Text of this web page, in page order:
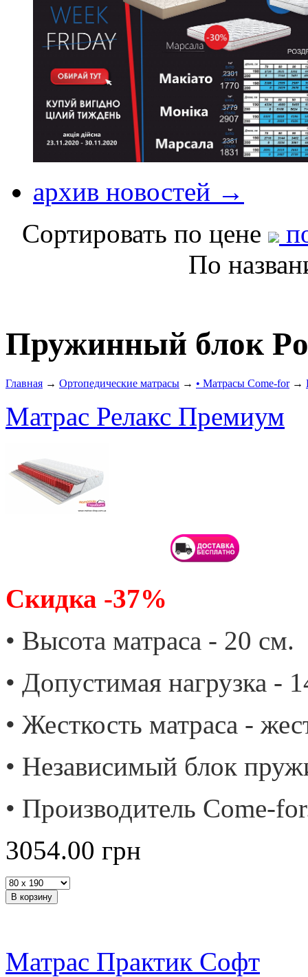
архив новостей →
Сортировать по цене
По
Пружинный блок
Главная → Ортопедические матрасы → • Матрасы Come-for→
Матрас Релакс Премиум
Скидка -37%
• Высота матраса - 20 см.
• Допустимая нагрузка -
• Жесткость матраса -
• Независимый блок
• Производитель Come-
3054.00 грн
Матрас Практик Софт